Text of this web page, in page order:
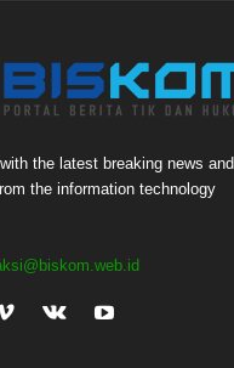
the latest breaking news and
the information technology